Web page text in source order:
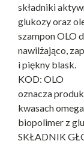
składniki
glukozy oraz
szampon OLO
nawilżająco,
i piękny blask.
KOD: OLO
oznacza
kwasach
biopolimer z
SKŁADNIK